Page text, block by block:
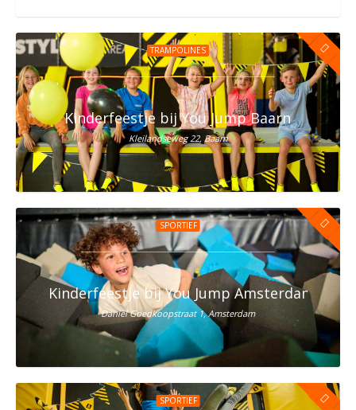
TRAMPOLINES
Kinderfeestje bij You Jump Baarn
Kleilandseweg 22, Baarn
SPORTIEF
Kinderfeestje bij You Jump Amsterdam Oost
Daniël Goedkoopstraat 1, Amsterdam
SPORTIEF